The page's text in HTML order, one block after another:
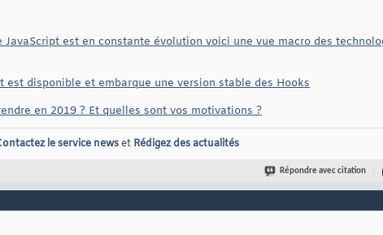
est en constante évolution voici une vue macro des
est disponible et embarque une version stable des Hooks
en 2019 ? Et quelles sont vos motivations ?
le service newset Rédigez des actualités
Répondre avec citation